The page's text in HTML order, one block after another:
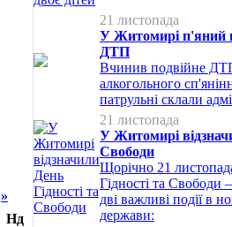
»
Нд
21 листопада
У Житомирі п'яний
ДТП
Вчинив подвійне
алкогольного
патрульні склали
21 листопада
У Житомирі
Свободи
Щорічно 21
Гідності та Свободи
дві важливі події в
держави: